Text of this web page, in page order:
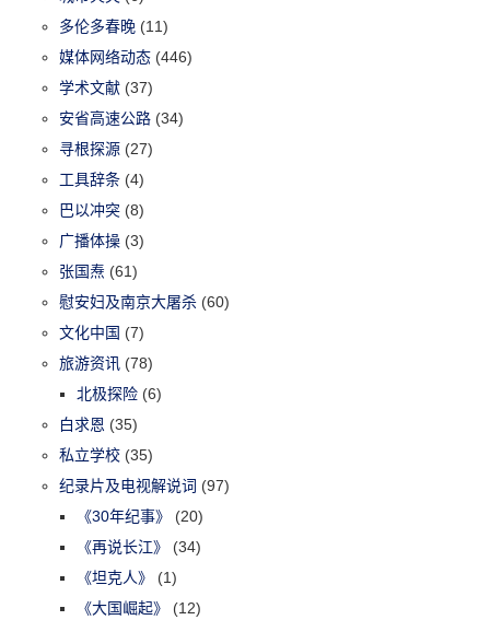
多伦多春晚 (11)
媒体网络动态 (446)
学术文献 (37)
安省高速公路 (34)
寻根探源 (27)
工具辞条 (4)
巴以冲突 (8)
广播体操 (3)
张国焘 (61)
慰安妇及南京大屠杀 (60)
文化中国 (7)
旅游资讯 (78)
北极探险 (6)
白求恩 (35)
私立学校 (35)
纪录片及电视解说词 (97)
《30年纪事》
(20)
《再说长江》
(34)
《坦克人》
(1)
《大国崛起》
(12)